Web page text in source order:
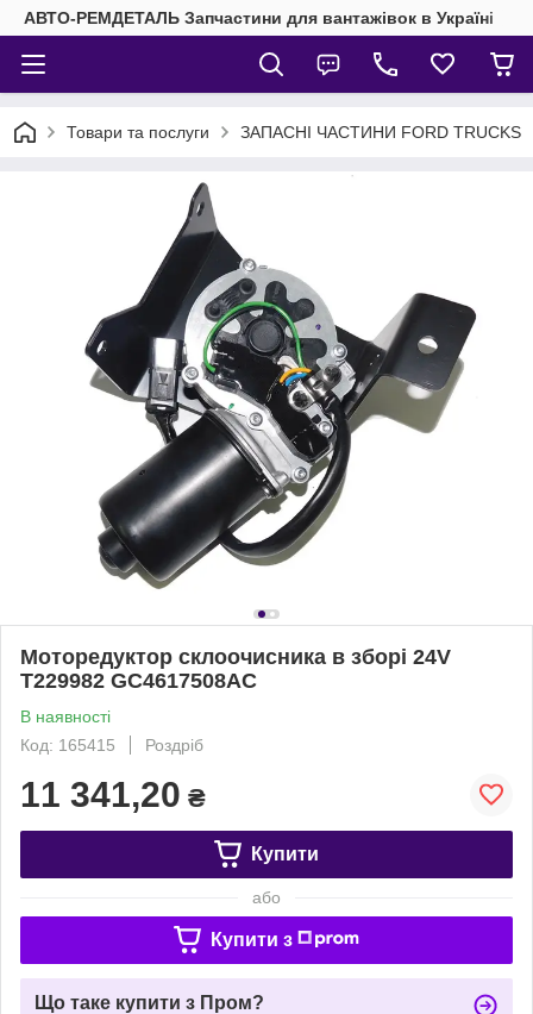
АВТО-РЕМДЕТАЛЬ Запчастини для вантажівок в Україні
Товари та послуги ЗАПАСНІ ЧАСТИНИ FORD TRUCKS
Моторедуктор склоочисника в зборі 24V
T229982 GC4617508AC
В наявності
Код: 165415
Роздріб
11 341,20 ₴
Купити
або
Купити з
Що таке купити з Пром?